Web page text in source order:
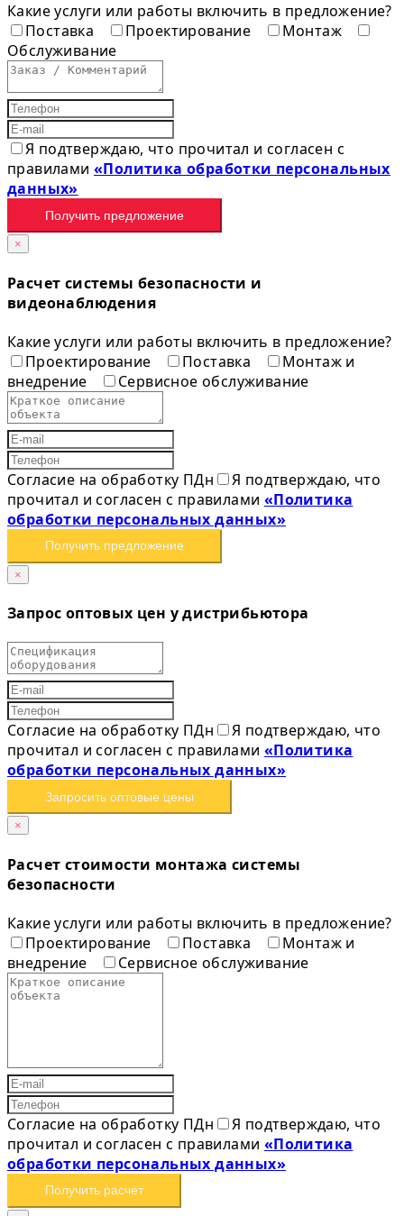
Какие услуги или работы включить в предложение?
Поставка
Проектирование
Монтаж
Обслуживание
Я подтверждаю, что прочитал и согласен с
правилами«Политика обработки персональных
данных»
Получить предложение
×
Расчет системы безопасности и
видеонаблюдения
Какие услуги или работы включить в предложение?
Проектирование
Поставка
Монтаж и
внедрение
Сервисное обслуживание
Согласие на обработку ПДн
Я подтверждаю, что
прочитал и согласен с правилами «Политика
обработки персональных данных»
Получить предложение
×
Запрос оптовых цен у дистрибьютора
Согласие на обработку ПДн
Я подтверждаю, что
прочитал и согласен с правилами «Политика
обработки персональных данных»
Запросить оптовые цены
×
Расчет стоимости монтажа системы
безопасности
Какие услуги или работы включить в предложение?
Проектирование
Поставка
Монтаж и
внедрение
Сервисное обслуживание
Согласие на обработку ПДн
Я подтверждаю, что
прочитал и согласен с правилами «Политика
обработки персональных данных»
Получить расчет